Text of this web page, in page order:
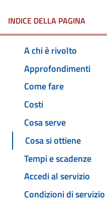
INDICE DELLA PAGINA
A chi è rivolto
Approfondimenti
Come fare
Costi
Cosa serve
Cosa si ottiene
Tempi e scadenze
Accedi al servizio
Condizioni di servizio